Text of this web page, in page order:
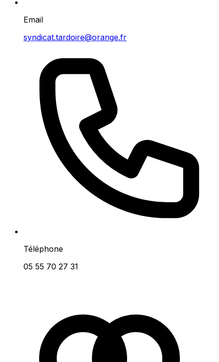
Email
syndicat.tardoire@orange.fr
Téléphone
05 55 70 27 31